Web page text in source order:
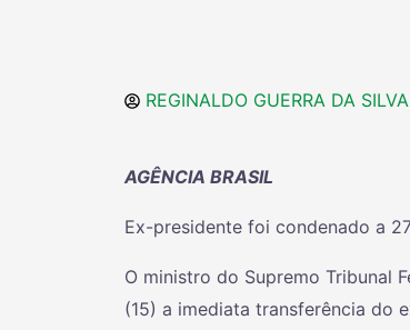
REGINALDO GUERRA DA SILVA
AGÊNCIA BRASIL
Ex-presidente foi condenado a
O ministro do Supremo Tribunal
(15) a imediata transferência do